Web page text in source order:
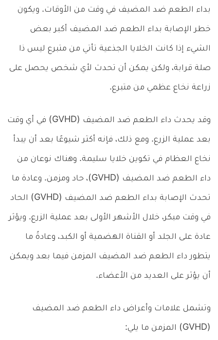
بداء الطعم ضد المضيف في وقت من الأوقات. ويكون
خطر الإصابة بداء الطعم ضد المضيف أكبر بعض
الشيء إذا كانت الخلايا الجذعية تأتي من متبرع ليس ذا
صلة قرابة، ولكن يمكن أن تحدث لأي شخص يحصل على
زراعة نخاع عظمي من متبرع.
وقد يحدث داء الطعم ضد المضيف (GVHD) في أي وقت
بعد عملية الزرع. ومع ذلك، فإنه أكثر شيوعًا بعد أن يبدأ
نخاع العظام في تكوين خلايا سليمة. وهناك نوعان من
داء الطعم ضد المضيف (GVHD)، حاد ومزمن. وعادة ما
تحدث الإصابة بداء الطعم ضد المضيف (GVHD) الحاد
في وقت مبكر، خلال الأشهر الأولى بعد عملية الزرع. ويؤثر
عادة على الجلد أو القناة الهضمية أو الكبد، وعادةً ما
يتطور داء الطعم ضد المضيف المزمن فيما بعد ويمكن
أن يؤثر على العديد من الأعضاء.
وتشمل علامات وأعراض داء الطعم ضد المضيف
(GVHD) المزمن ما يلي: